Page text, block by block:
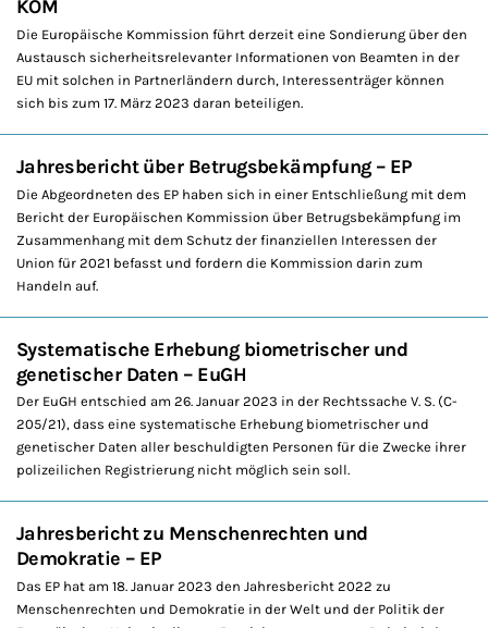
KOM
Die Europäische Kommission führt derzeit eine Sondierung über den
Austausch sicherheitsrelevanter Informationen von Beamten in der
EU mit solchen in Partnerländern durch, Interessenträger können
sich bis zum 17. März 2023 daran beteiligen.
Jahresbericht über Betrugsbekämpfung – EP
Die Abgeordneten des EP haben sich in einer Entschließung mit dem
Bericht der Europäischen Kommission über Betrugsbekämpfung im
Zusammenhang mit dem Schutz der finanziellen Interessen der
Union für 2021 befasst und fordern die Kommission darin zum
Handeln auf.
Systematische Erhebung biometrischer und
genetischer Daten – EuGH
Der EuGH entschied am 26. Januar 2023 in der Rechtssache V. S. (C-
205/21), dass eine systematische Erhebung biometrischer und
genetischer Daten aller beschuldigten Personen für die Zwecke ihrer
polizeilichen Registrierung nicht möglich sein soll.
Jahresbericht zu Menschenrechten und
Demokratie – EP
Das EP hat am 18. Januar 2023 den Jahresbericht 2022 zu
Menschenrechten und Demokratie in der Welt und der Politik der